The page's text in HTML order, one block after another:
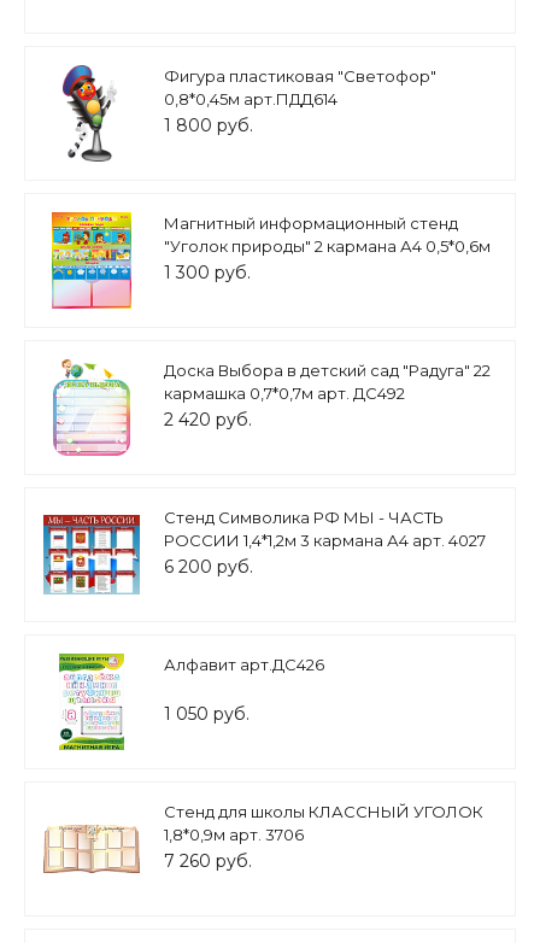
Фигура пластиковая "Светофор"
0,8*0,45м арт.ПДД614
1 800 руб.
Магнитный информационный стенд
"Уголок природы" 2 кармана А4 0,5*0,6м
арт. УП1100
1 300 руб.
Доска Выбора в детский сад "Радуга" 22
кармашка 0,7*0,7м арт. ДС492
2 420 руб.
Стенд Символика РФ МЫ - ЧАСТЬ
РОССИИ 1,4*1,2м 3 кармана А4 арт. 4027
6 200 руб.
Алфавит арт.ДС426
1 050 руб.
Стенд для школы КЛАССНЫЙ УГОЛОК
1,8*0,9м арт. 3706
7 260 руб.